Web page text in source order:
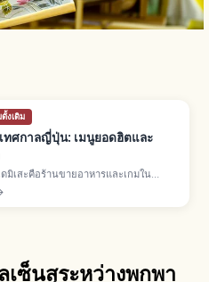
งเดิม
ทศกาลญี่ปุ่น: เมนูยอดฮิตและ
ดมิเสะคือร้านขายอาหารและเกมใน
น พบมากเดือนมี.ค.-พ.ย. เมนูยอดฮิตยา
คาสเทลลา ทาโกะยากิ แอปเปิลเคลือบ
ซ็นสุระหว่างพกพา